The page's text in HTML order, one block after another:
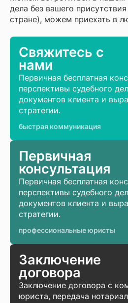
дела без вашего
стране), можем приехать в
Свяжитесь с
нами
Первичная бесплатная
перспективы судебного
документов клиента и
стратегии.
быстрая коммуникация
Первичная
консультация
Первичная бесплатная
перспективы судебного
документов клиента и
стратегии.
профессиональные юристы
Заключение
договора
Заключение договора с
юриста, передача